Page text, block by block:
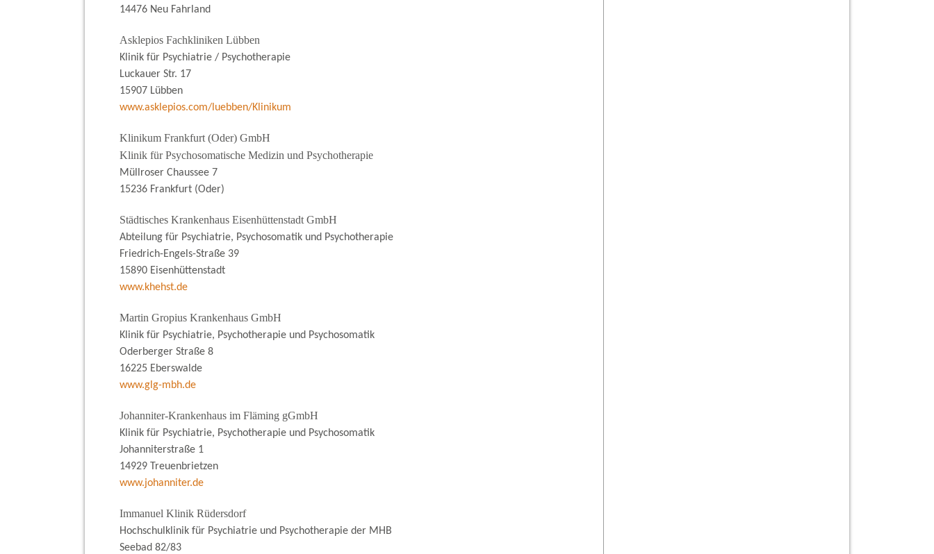
14476 Neu Fahrland
Asklepios Fachkliniken Lübben
Klinik für Psychiatrie / Psychotherapie
Luckauer Str. 17
15907 Lübben
www.asklepios.com/luebben/Klinikum
Klinikum Frankfurt (Oder) GmbH
Klinik für Psychosomatische Medizin und Psychotherapie
Müllroser Chaussee 7
15236 Frankfurt (Oder)
Städtisches Krankenhaus Eisenhüttenstadt GmbH
Abteilung für Psychiatrie, Psychosomatik und Psychotherapie
Friedrich-Engels-Straße 39
15890 Eisenhüttenstadt
www.khehst.de
Martin Gropius Krankenhaus GmbH
Klinik für Psychiatrie, Psychotherapie und Psychosomatik
Oderberger Straße 8
16225 Eberswalde
www.glg-mbh.de
Johanniter-Krankenhaus im Fläming gGmbH
Klinik für Psychiatrie, Psychotherapie und Psychosomatik
Johanniterstraße 1
14929 Treuenbrietzen
www.johanniter.de
Immanuel Klinik Rüdersdorf
Hochschulklinik für Psychiatrie und Psychotherapie der MHB
Seebad 82/83